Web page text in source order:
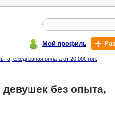
Мой профиль
ежедневная оплата от 20 000 грн.
без опыта,